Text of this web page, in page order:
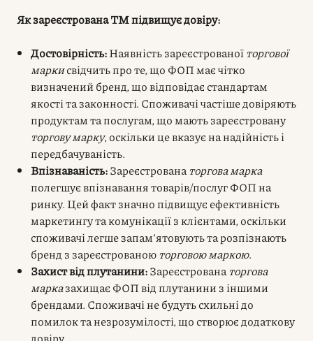
Як зареєстрована ТМ підвищує довіру:
Достовірність:Наявність зареєстрованої торгової
маркисвідчить про те, що ФОП має чітко
визначений бренд, що відповідає стандартам
якості та законності. Споживачі частіше довіряють
продуктам та послугам, що мають зареєстровану
торгову марку, оскільки це вказує на надійність і
передбачуваність.
Впізнаваність:Зареєстрована торгова марка
полегшує впізнавання товарів/послуг ФОП на
ринку. Цей факт значно підвищує ефективність
маркетингу та комунікації з клієнтами, оскільки
споживачі легше запам’ятовують та розпізнають
бренд з зареєстрованою торговою маркою.
Захист від плутанини:Зареєстрована торгова
марказахищає ФОП від плутанини з іншими
брендами. Споживачі не будуть схильні до
помилок та незрозумілості, що створює додаткову
довіру.